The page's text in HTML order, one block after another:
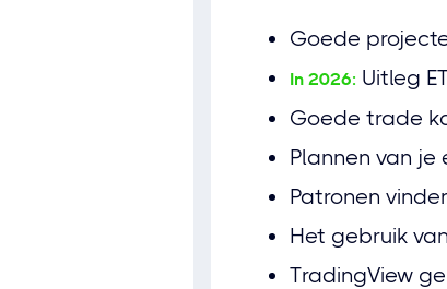
Goede
In 2026: Uitleg
Goede trade
Plannen van je
Patronen
Het gebruik
TradingView